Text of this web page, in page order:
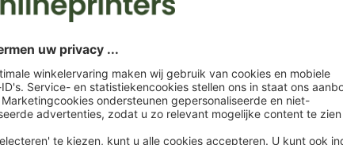
Instructies voor drukgegevens Houten pen
Gegevensformaat
Bijzonderheden bij het opmaken van een bestand:
Maak een nieuw kleurveld aan en wijs aan hetin te
desbetreffende kleur toe.